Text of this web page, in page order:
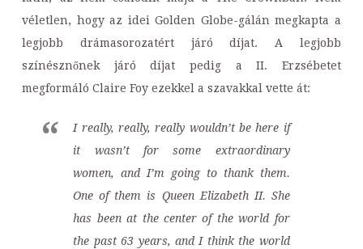
véletlen, hogy az idei Golden Globe-gálán megkapta a
legjobb drámasorozatért járó díjat. A legjobb
színésznőnek járó díjat pedig a II. Erzsébetet
megformáló Claire Foy ezekkel a szavakkal vette át:
I really, really, really wouldn’t be here if
it wasn’t for some extraordinary
women, and I’m going to thank them.
One of them is Queen Elizabeth II. She
has been at the center of the world for
the past 63 years, and I think the world